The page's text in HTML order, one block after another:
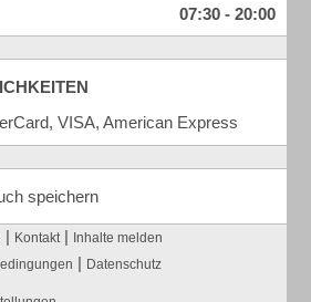
07:30 - 20:00
VISA, American Express
speichern
| Kontakt | Inhalte melden
| Datenschutz